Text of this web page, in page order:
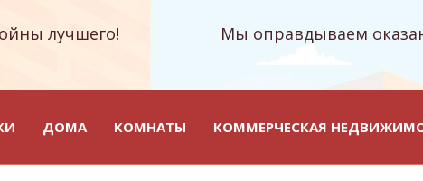
лучшего! Мы оправдываем
ДОМА КОМНАТЫ КОММЕРЧЕСКАЯ